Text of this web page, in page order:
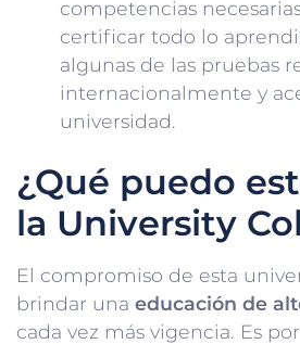
competencias
certificar todo lo
algunas de las pruebas
internacionalmente y
universidad.
¿Qué puedo
la University
El compromiso de esta
brindar una educación de
cada vez más vigencia. Es